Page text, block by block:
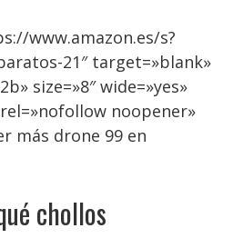
www.amazon.es/s?
21″ target=»blank»
size=»8″ wide=»yes»
noopener»
más drone 99 en
chollos